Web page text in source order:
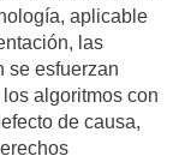
aplicable
las
se esfuerzan
algoritmos con
de causa,